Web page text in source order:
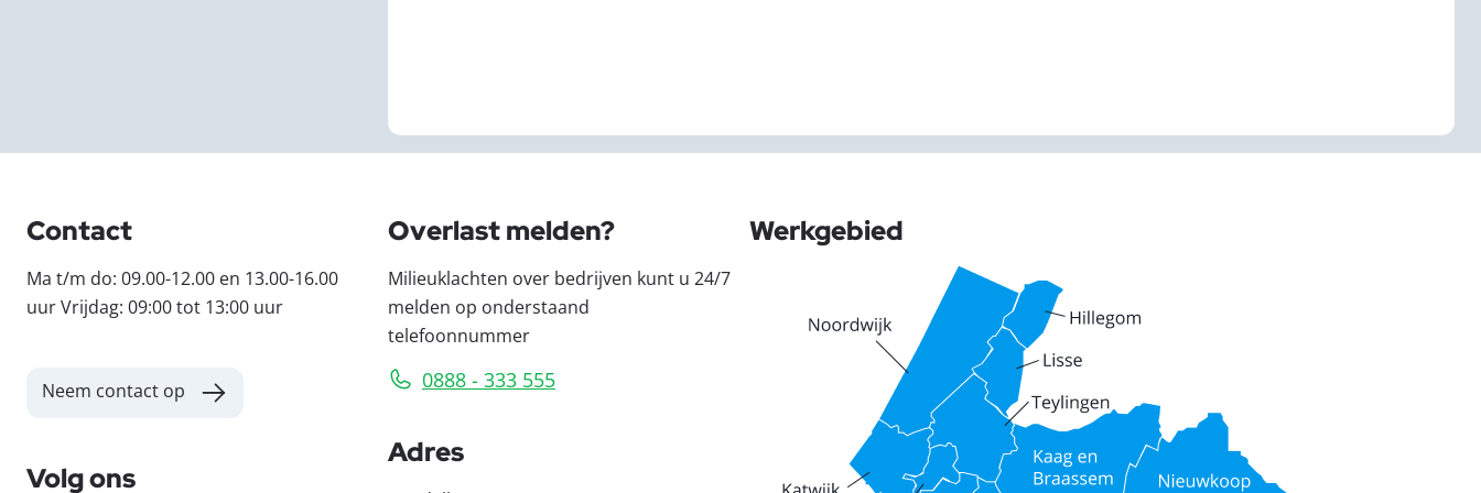
Contact
Ma t/m do: 09.00-12.00 en 13.00-16.00
uur Vrijdag: 09:00 tot 13:00 uur
Neem contact op
Volg ons
Overlast melden?
Milieuklachten over bedrijven kunt u 24/7
melden op onderstaand
telefoonnummer
0888 - 333 555
Adres
Werkgebied